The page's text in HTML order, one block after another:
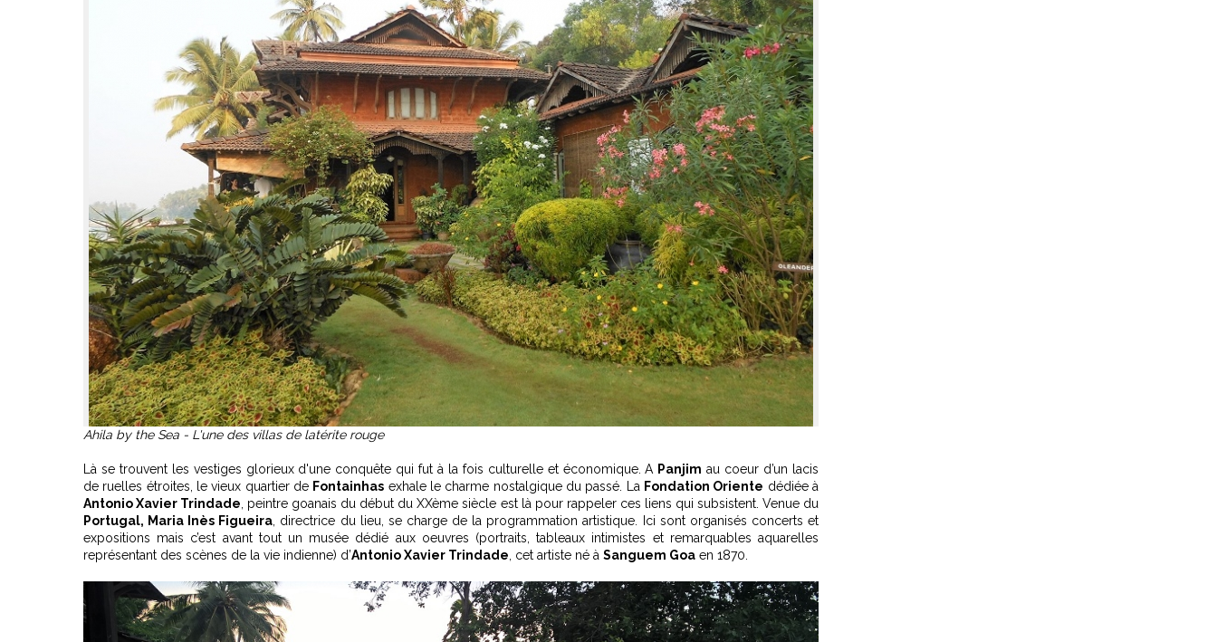
Ahila by the Sea - L'une des villas de latérite rouge
Là se trouvent les vestiges glorieux d'une conquête qui fut à la fois culturelle et économique. A Panjim au coeur d’un lacis
de ruelles étroites, le vieux quartier de Fontainhas exhale le charme nostalgique du passé. La Fondation Oriente dédiée à
Antonio Xavier Trindade , peintre goanais du début du XXème siècle est là pour rappeler ces liens qui subsistent. Venue du
Portugal, Maria Inès Figueira , directrice du lieu, se charge de la programmation artistique. Ici sont organisés concerts et
expositions mais c’est avant tout un musée dédié aux oeuvres (portraits, tableaux intimistes et remarquables aquarelles
représentant des scènes de la vie indienne) d’Antonio Xavier Trindade , cet artiste né à Sanguem Goa en 1870.